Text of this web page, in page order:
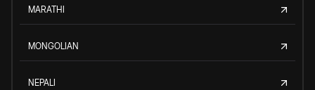
MARATHI
MONGOLIAN
NEPALI